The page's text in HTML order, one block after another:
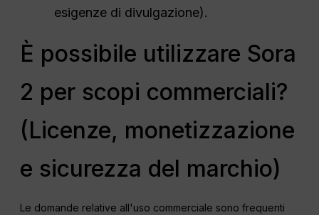
esigenze di divulgazione).
È possibile utilizzare Sora
2 per scopi commerciali?
(Licenze, monetizzazione
e sicurezza del marchio)
Le domande relative all'uso commerciale sono frequenti